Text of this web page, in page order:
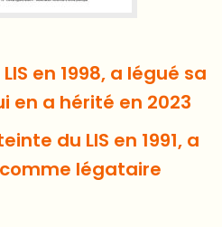
en 1998, a légué sa
en a hérité en 2023
du LIS en 1991, a
comme légataire